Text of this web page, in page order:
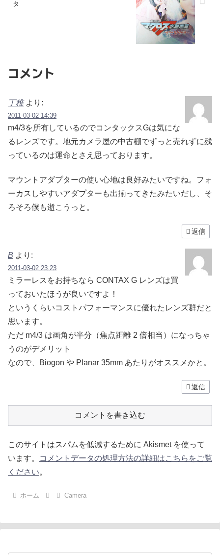
タ
コメント
丁稚 より:
2011-03-02 14:39
m4/3を所有しているのでコンタックスGは気にな
るレンズです。地元カメラ屋の中古棚でずっと売れずに残
っているのは運命とさえ思っております。
マウントアダプターの使い心地は良好みたいですね。フォ
ーカスしやすいアダプターも出揃ってきたみたいだし、そ
ろそろ僕も逝こうっと。
返信
B より:
2011-03-02 23:23
ミラーレスをお持ちなら CONTAX G レンズは買
っておいたほうが良いですよ！
というくらいコストパフォーマンスに優れたレンズ群だと
思います。
ただ m4/3 は画角が半分（焦点距離 2 倍相当）になっちゃ
うのがデメリット
なので、Biogon や Planar 35mm あたりがオススメかと。
返信
コメントを書き込む
このサイトはスパムを低減するために Akismet を使って
います。
コメントデータの処理方法の詳細はこちらをご覧
ください。
ホーム Camera